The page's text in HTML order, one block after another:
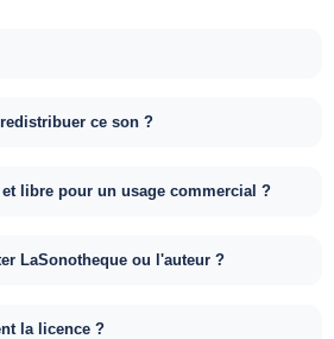
ce son ?
libre pour un usage commercial ?
LaSonotheque ou l'auteur ?
la licence ?